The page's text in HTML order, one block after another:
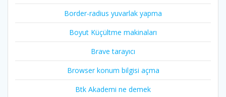
Border-radius yuvarlak yapma
Boyut Küçültme makinaları
Brave tarayıcı
Browser konum bilgisi açma
Btk Akademi ne demek